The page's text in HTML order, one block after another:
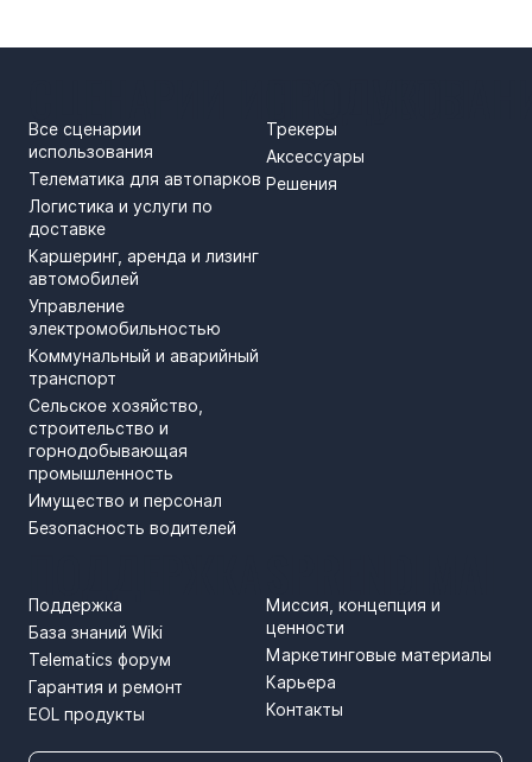
Все сценарии
использования
Телематика для автопарков
Логистика и услуги по
доставке
Каршеринг, аренда и лизинг
автомобилей
Управление
электромобильностью
Коммунальный и аварийный
транспорт
Сельское хозяйство,
строительство и
горнодобывающая
промышленность
Имущество и персонал
Безопасность водителей
Трекеры
Аксессуары
Решения
Миссия, концепция и
ценности
Маркетинговые материалы
Карьера
Контакты
Поддержка
База знаний Wiki
Telematics форум
Гарантия и ремонт
EOL продукты